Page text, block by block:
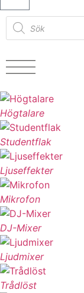
Högtalare
Studentflak
Ljuseffekter
Mikrofon
DJ-Mixer
Ljudmixer
Trådlöst